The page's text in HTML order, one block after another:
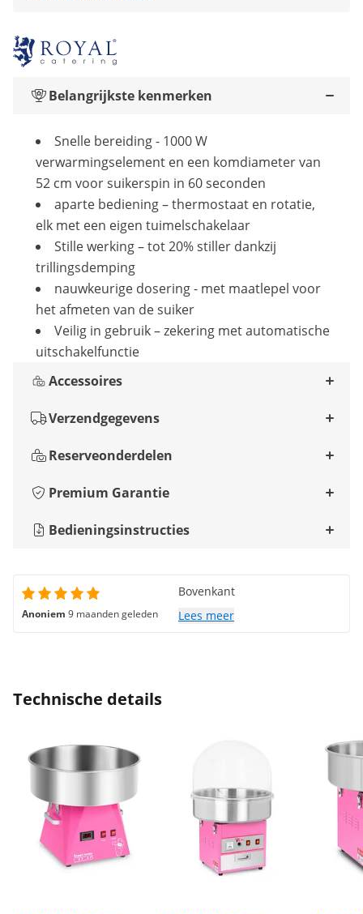
Belangrijkste kenmerken
Snelle bereiding - 1000 W
verwarmingselement en een komdiameter van
52 cm voor suikerspin in 60 seconden
aparte bediening – thermostaat en rotatie,
elk met een eigen tuimelschakelaar
Stille werking – tot 20% stiller dankzij
trillingsdemping
nauwkeurige dosering - met maatlepel voor
het afmeten van de suiker
Veilig in gebruik – zekering met automatische
uitschakelfunctie
Accessoires
Verzendgegevens
Reserveonderdelen
Premium Garantie
Bedieningsinstructies
Anoniem 9 maanden geleden
Bovenkant
Lees meer
Technische details